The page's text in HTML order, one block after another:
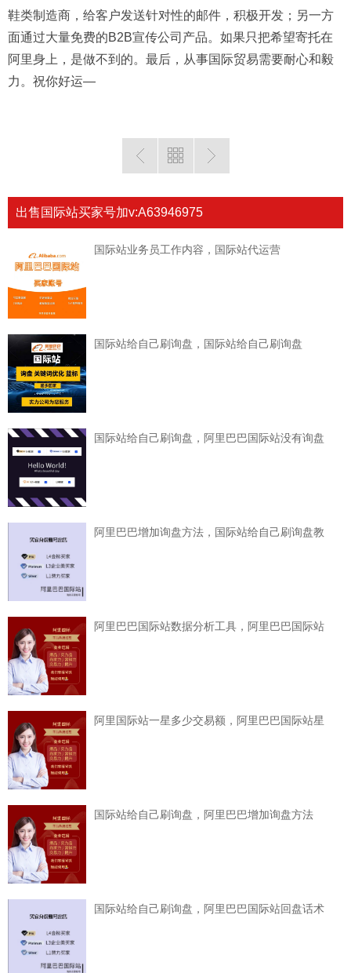
鞋类制造商，给客户发送针对性的邮件，积极开发；另一方
面通过大量免费的B2B宣传公司产品。如果只把希望寄托在
阿里身上，是做不到的。最后，从事国际贸易需要耐心和毅
力。祝你好运—
出售国际站买家号加v:A63946975
国际站业务员工作内容，国际站代运营
国际站给自己刷询盘，国际站给自己刷询盘
国际站给自己刷询盘，阿里巴巴国际站没有询盘
阿里巴巴增加询盘方法，国际站给自己刷询盘教
阿里巴巴国际站数据分析工具，阿里巴巴国际站
阿里国际站一星多少交易额，阿里巴巴国际站星
国际站给自己刷询盘，阿里巴巴增加询盘方法
国际站给自己刷询盘，阿里巴巴国际站回盘话术